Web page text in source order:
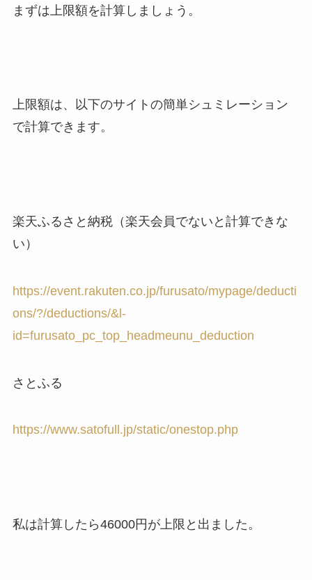
まずは上限額を計算しましょう。
上限額は、以下のサイトの簡単シュミレーション
で計算できます。
楽天ふるさと納税（楽天会員でないと計算できな
い）
https://event.rakuten.co.jp/furusato/mypage/deducti
ons/?/deductions/&l-
id=furusato_pc_top_headmeunu_deduction
さとふる
https://www.satofull.jp/static/onestop.php
私は計算したら46000円が上限と出ました。